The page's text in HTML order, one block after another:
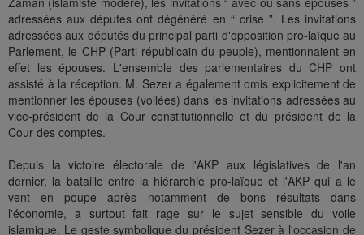
adressées aux députés ont dégénéré en “ crise ”. Les invitations
adressées aux députés du principal parti d'opposition pro-laïque au
Parlement, le CHP (Parti républicain du peuple), mentionnaient en
effet les épouses. L'ensemble des parlementaires du CHP ont
assisté à la réception. M. Sezer a également omis explicitement de
mentionner les épouses (voilées) dans les invitations adressées au
vice-président de la Cour constitutionnelle et du président de la
Cour des comptes.
Depuis la victoire électorale de l'AKP aux législatives de l'an
dernier, la bataille entre la hiérarchie pro-laïque et l'AKP qui a le
vent en poupe après notamment de bons résultats dans
l'économie, a surtout fait rage sur le sujet sensible du voile
islamique. Le geste symbolique du président Sezer à l'occasion de